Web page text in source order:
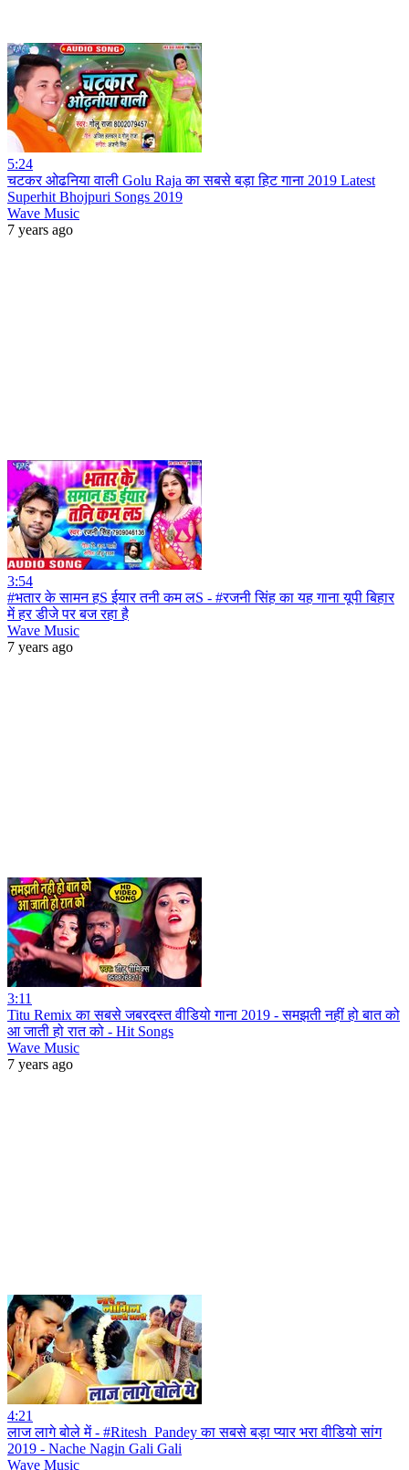
5:24
चटकर ओढनिया वाली Golu Raja का सबसे बड़ा हिट गाना 2019 Latest
Superhit Bhojpuri Songs 2019
Wave Music
7 years ago
3:54
#भतार के सामन हS ईयार तनी कम लS - #रजनी सिंह का यह गाना यूपी बिहार
में हर डीजे पर बज रहा है
Wave Music
7 years ago
3:11
Titu Remix का सबसे जबरदस्त वीडियो गाना 2019 - समझती नहीं हो बात को
आ जाती हो रात को - Hit Songs
Wave Music
7 years ago
4:21
लाज लागे बोले में - #Ritesh_Pandey का सबसे बड़ा प्यार भरा वीडियो सांग
2019 - Nache Nagin Gali Gali
Wave Music